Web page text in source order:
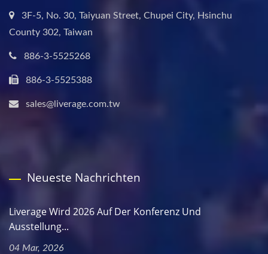
3F-5, No. 30, Taiyuan Street, Chupei City, Hsinchu
County 302, Taiwan
886-3-5525268
886-3-5525388
sales@liverage.com.tw
Neueste Nachrichten
Liverage Wird 2026 Auf Der Konferenz Und
Ausstellung...
04 Mar, 2026